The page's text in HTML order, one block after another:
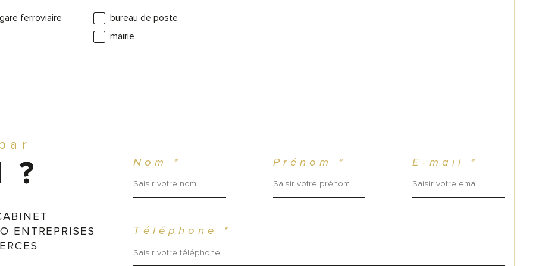
gare ferroviaire
bureau de poste
mairie
?
ENTREPRISES
Nom * Prénom * E-mail *
Téléphone *